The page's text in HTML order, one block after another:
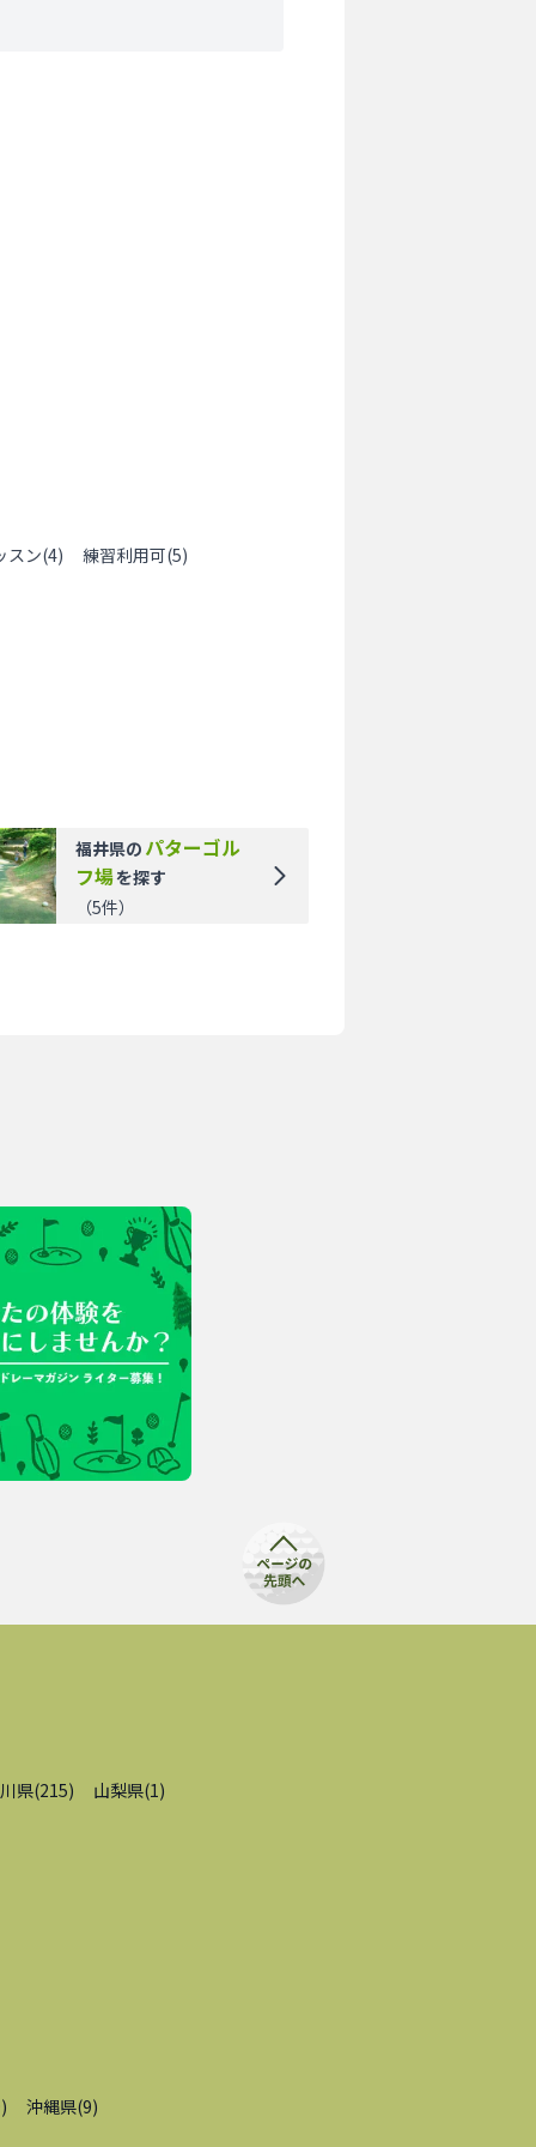
スン(4) 練習利用可(5)
福井県の パターゴル
フ場を探す
（5件）
県(215) 山梨県(1)
) 沖縄県(9)